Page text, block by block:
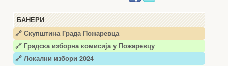
БАНЕРИ
🔗 Скупштина Града Пожаревца
🔗 Градска изборна комисија у Пожаревцу
🔗 Локални избори 2024